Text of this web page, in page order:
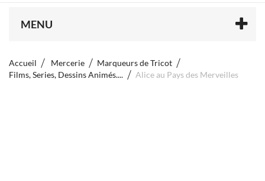
MENU
Accueil Mercerie
Marqueurs de Tricot
Films, Series, Dessins Animés....
Alice au Pays des Merveilles